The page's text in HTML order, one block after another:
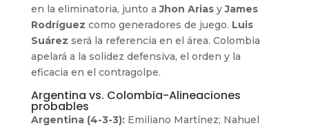
en la eliminatoria, junto aJhon AriasyJames
Rodríguez como generadores de juego. Luis
Suárez será la referencia en el área. Colombia
apelará a la solidez defensiva, el orden y la
eficacia en el contragolpe.
Argentina vs. Colombia-Alineaciones
probables
Argentina (4-3-3):Emiliano Martínez; Nahuel